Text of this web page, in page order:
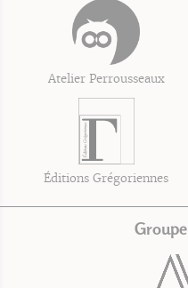
Atelier Perrousseaux
Éditions Grégoriennes